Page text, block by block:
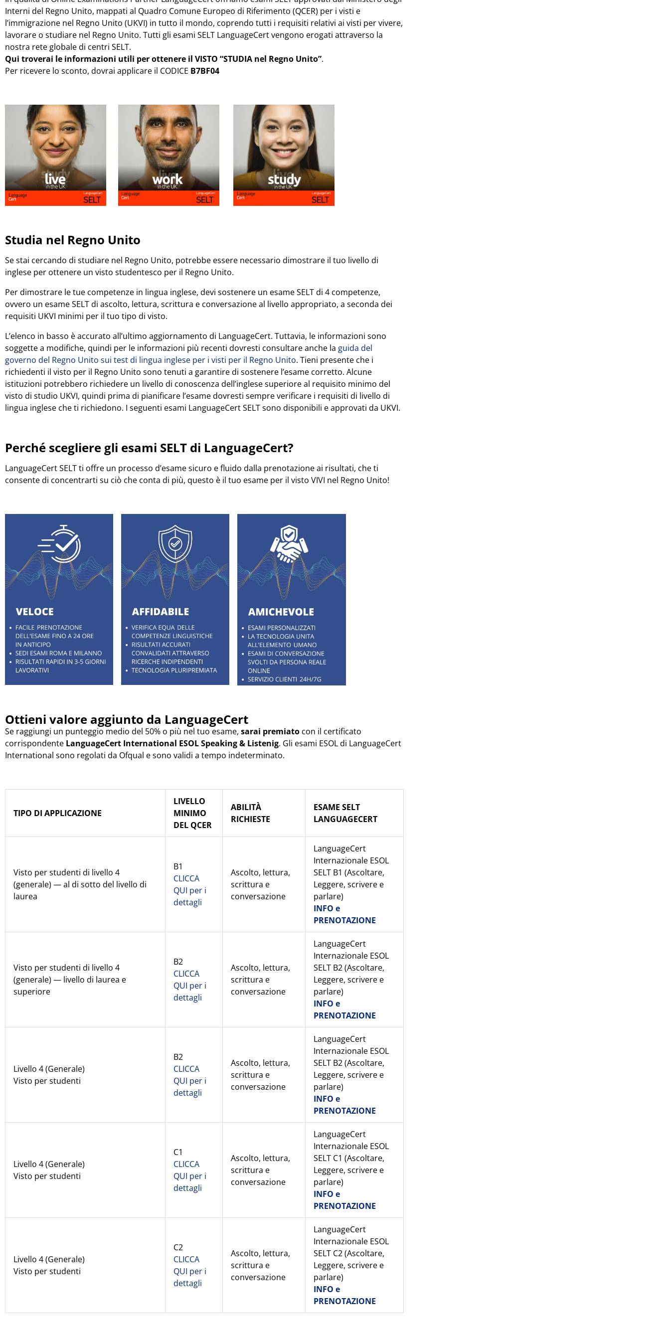
Interni del Regno Unito, mappati al Quadro Comune Europeo di Riferimento (QCER) per i visti e
l’immigrazione nel Regno Unito (UKVI) in tutto il mondo, coprendo tutti i requisiti relativi ai visti per vivere,
lavorare o studiare nel Regno Unito. Tutti gli esami SELT LanguageCert vengono erogati attraverso la
nostra rete globale di centri SELT.
Qui troverai le informazioni utili per ottenere il VISTO “STUDIA nel Regno Unito”.
Per ricevere lo sconto, dovrai applicare il CODICE B7BF04
Studia nel Regno Unito
Se stai cercando di studiare nel Regno Unito, potrebbe essere necessario dimostrare il tuo livello di
inglese per ottenere un visto studentesco per il Regno Unito.
Per dimostrare le tue competenze in lingua inglese, devi sostenere un esame SELT di 4 competenze,
ovvero un esame SELT di ascolto, lettura, scrittura e conversazione al livello appropriato, a seconda dei
requisiti UKVI minimi per il tuo tipo di visto.
L’elenco in basso è accurato all’ultimo aggiornamento di LanguageCert. Tuttavia, le informazioni sono
soggette a modifiche, quindi per le informazioni più recenti dovresti consultare anche la guida del
governo del Regno Unito sui test di lingua inglese per i visti per il Regno Unito. Tieni presente che i
richiedenti il ​​visto per il Regno Unito sono tenuti a garantire di sostenere l’esame corretto. Alcune
istituzioni potrebbero richiedere un livello di conoscenza dell’inglese superiore al requisito minimo del
visto di studio UKVI, quindi prima di pianificare l’esame dovresti sempre verificare i requisiti di livello di
lingua inglese che ti richiedono. I seguenti esami LanguageCert SELT sono disponibili e approvati da UKVI.
Perché scegliere gli esami SELT di LanguageCert?
LanguageCert SELT ti offre un processo d’esame sicuro e fluido dalla prenotazione ai risultati, che ti
consente di concentrarti su ciò che conta di più, questo è il tuo esame per il visto VIVI nel Regno Unito!
Ottieni valore aggiunto da LanguageCert
Se raggiungi un punteggio medio del 50% o più nel tuo esame, sarai premiato con il certificato
corrispondente LanguageCert International ESOL Speaking & Listenig. Gli esami ESOL di LanguageCert
International sono regolati da Ofqual e sono validi a tempo indeterminato.
TIPO DI APPLICAZIONE
LIVELLO
MINIMO
DEL QCER
ABILITÀ
RICHIESTE
ESAME SELT
LANGUAGECERT
Visto per studenti di livello 4
(generale) — al di sotto del livello di
laurea
B1
CLICCA
QUI per i
dettagli
Ascolto, lettura,
scrittura e
conversazione
LanguageCert
Internazionale ESOL
SELT B1 (Ascoltare,
Leggere, scrivere e
parlare)
INFO e
PRENOTAZIONE
Visto per studenti di livello 4
(generale) — livello di laurea e
superiore
B2
CLICCA
QUI per i
dettagli
Ascolto, lettura,
scrittura e
conversazione
LanguageCert
Internazionale ESOL
SELT B2 (Ascoltare,
Leggere, scrivere e
parlare)
INFO e
PRENOTAZIONE
Livello 4 (Generale)
Visto per studenti
B2
CLICCA
QUI per i
dettagli
Ascolto, lettura,
scrittura e
conversazione
LanguageCert
Internazionale ESOL
SELT B2 (Ascoltare,
Leggere, scrivere e
parlare)
INFO e
PRENOTAZIONE
Livello 4 (Generale)
Visto per studenti
C1
CLICCA
QUI per i
dettagli
Ascolto, lettura,
scrittura e
conversazione
LanguageCert
Internazionale ESOL
SELT C1 (Ascoltare,
Leggere, scrivere e
parlare)
INFO e
PRENOTAZIONE
Livello 4 (Generale)
Visto per studenti
C2
CLICCA
QUI per i
dettagli
Ascolto, lettura,
scrittura e
conversazione
LanguageCert
Internazionale ESOL
SELT C2 (Ascoltare,
Leggere, scrivere e
parlare)
INFO e
PRENOTAZIONE